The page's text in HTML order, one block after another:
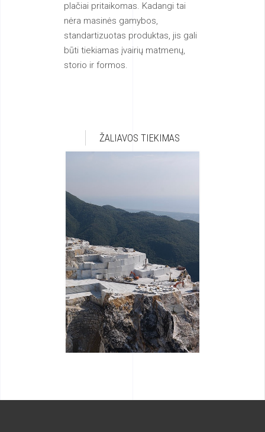
plačiai pritaikomas. Kadangi tai
nėra masinės gamybos,
standartizuotas produktas, jis gali
būti tiekiamas įvairių matmenų,
storio ir formos.
ŽALIAVOS TIEKIMAS